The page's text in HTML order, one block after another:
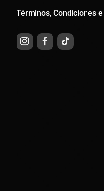
Términos, Condiciones